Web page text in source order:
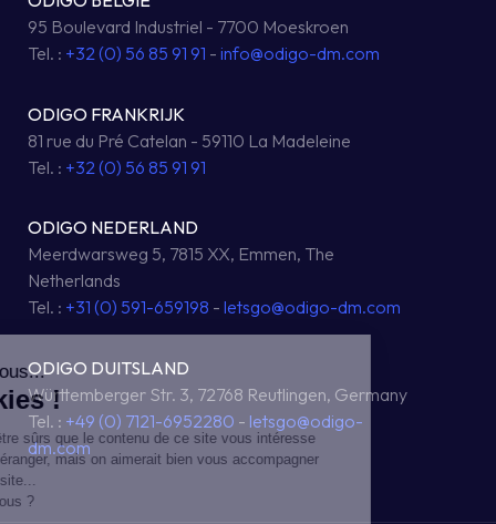
95 Boulevard Industriel - 7700 Moeskroen
Tel. : +32 (0) 56 85 91 91 - info@odigo-dm.com
ODIGO FRANKRIJK
81 rue du Pré Catelan - 59110 La Madeleine
Tel. : +32 (0) 56 85 91 91
ODIGO NEDERLAND
Meerdwarsweg 5, 7815 XX, Emmen, The
Netherlands
Tel. : +31 (0) 591-659198 - letsgo@odigo-dm.com
ODIGO DUITSLAND
Württemberger Str. 3, 72768 Reutlingen, Germany
Tel. : +49 (0) 7121-6952280 - letsgo@odigo-
dm.com